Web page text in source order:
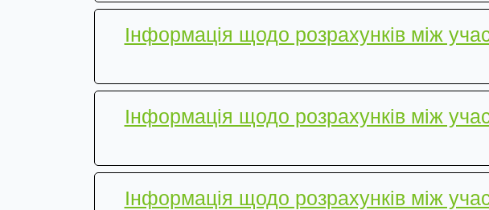
Інформація щодо розрахунків між
Інформація щодо розрахунків між
Інформація щодо розрахунків між